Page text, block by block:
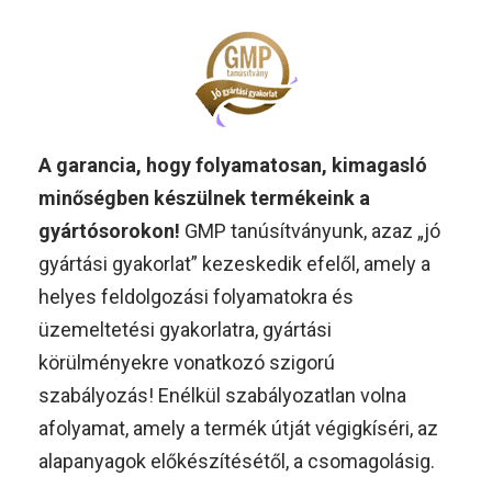
A garancia, hogy folyamatosan, kimagasló
minőségben készülnek termékeink a
gyártósorokon! GMP tanúsítványunk, azaz „jó
gyártási gyakorlat” kezeskedik efelől, amely a
helyes feldolgozási folyamatokra és
üzemeltetési gyakorlatra, gyártási
körülményekre vonatkozó szigorú
szabályozás! Enélkül szabályozatlan volna
afolyamat, amely a termék útját végigkíséri, az
alapanyagok előkészítésétől, a csomagolásig.